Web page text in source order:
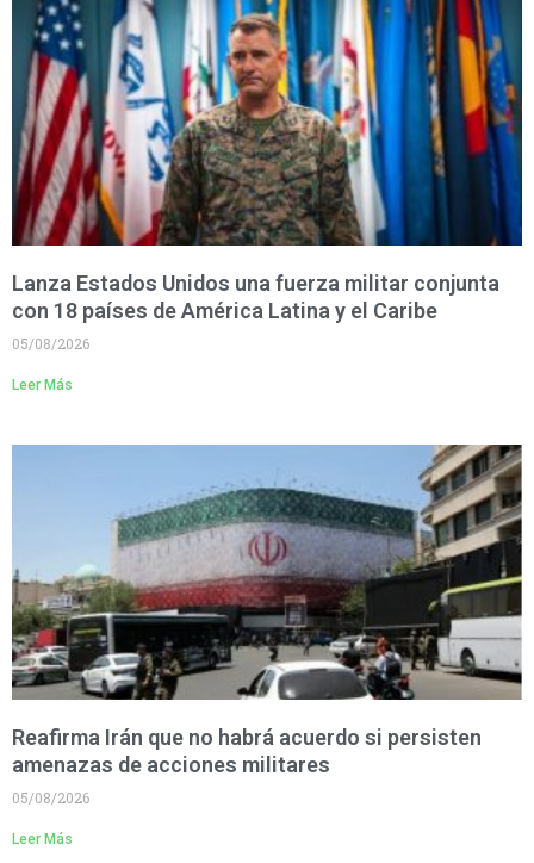
Lanza Estados Unidos una fuerza militar conjunta
con 18 países de América Latina y el Caribe
05/08/2026
Leer Más
Reafirma Irán que no habrá acuerdo si persisten
amenazas de acciones militares
05/08/2026
Leer Más